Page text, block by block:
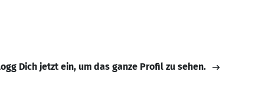
Dich jetzt ein, um das ganze Profil zu sehen.